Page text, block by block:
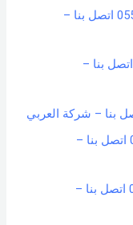
شركة نقل عفش بحفر الباطن – 0551154864 اتصل بنا –
شركة تنظيف كنب بسكاكا – 0551154864 اتصل بنا –
شركة تنظيف سجاد بسكاكا – 0551154864 اتصل بنا –
شركة تنظيف منازل بسكاكا – 0551154864 اتصل بنا –